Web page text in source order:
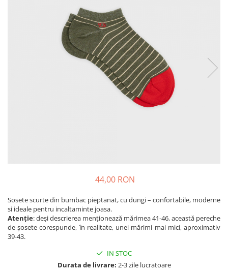
Idei pentru casa
Prosoape bucatarie
44,00 RON
Sosete scurte din bumbac pieptanat, cu dungi – confortabile, moderne
si ideale pentru incaltaminte joasa.
Atenție: deși descrierea menționează mărimea 41-46, această pereche
de șosete corespunde, în realitate, unei mărimi mai mici, aproximativ
39-43.
IN STOC
Durata de livrare: 2-3 zile lucratoare